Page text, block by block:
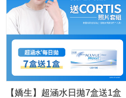
【嬌生】超涵水日拋7盒送1盒